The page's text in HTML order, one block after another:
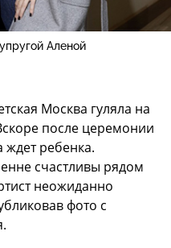
Аленой
Москва гуляла на
после церемонии
ждет ребенка.
счастливы рядом
неожиданно
фото с